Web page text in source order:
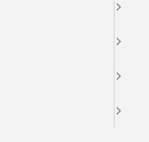
der
in Berlin
– SHK, Elektro,